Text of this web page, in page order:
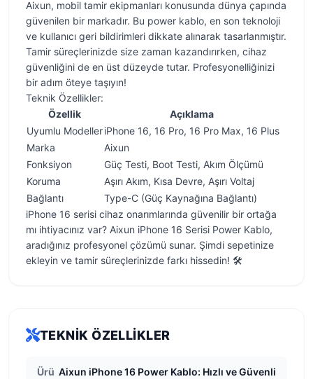
Aixun, mobil tamir ekipmanları konusunda dünya çapında
güvenilen bir markadır. Bu power kablo, en son teknoloji
ve kullanıcı geri bildirimleri dikkate alınarak tasarlanmıştır.
Tamir süreçlerinizde size zaman kazandırırken, cihaz
güvenliğini de en üst düzeyde tutar. Profesyonelliğinizi
bir adım öteye taşıyın!
Teknik Özellikler:
Özellik
Açıklama
Uyumlu ModelleriPhone 16, 16 Pro, 16 Pro Max, 16 Plus
Marka
Aixun
Fonksiyon
Güç Testi, Boot Testi, Akım Ölçümü
Koruma
Aşırı Akım, Kısa Devre, Aşırı Voltaj
Bağlantı
Type-C (Güç Kaynağına Bağlantı)
iPhone 16 serisi cihaz onarımlarında güvenilir bir ortağa
mı ihtiyacınız var? Aixun iPhone 16 Serisi Power Kablo,
aradığınız profesyonel çözümü sunar. Şimdi sepetinize
ekleyin ve tamir süreçlerinizde farkı hissedin! 🛠️
TEKNIK ÖZELLIKLER
Ürü Aixun iPhone 16 Power Kablo: Hızlı ve Güvenli